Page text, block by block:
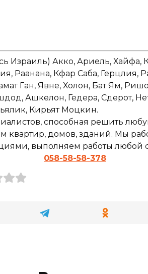
Израиль) Акко, Ариель, Хайфа,
Раанана, Кфар Саба, Герцлия,
Ган, Явне, Холон, Бат Ям,
Ашкелон, Гедера, Сдерот,
Кирьят Моцкин.
способная решить
квартир, домов, зданий. Мы
выполняем работы любой
058-58-58-378